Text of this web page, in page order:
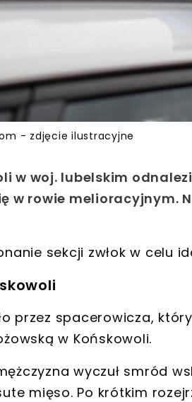
- zdjęcie ilustracyjne
w woj. lubelskim
w rowie melioracyjnym.
sekcji zwłok w celu
przez spacerowicza, który
w Końskowoli.
wyczuł smród
mięso. Po krótkim